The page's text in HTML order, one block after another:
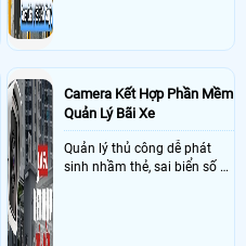
Camera Kết Hợp Phần Mềm
Quản Lý Bãi Xe
Quản lý thủ công dễ phát
sinh nhầm thẻ, sai biển số và